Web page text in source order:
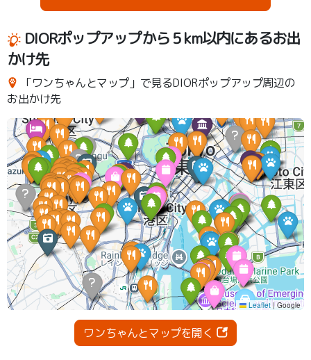
DIORポップアップから５km以内にあるお出
かけ先
「ワンちゃんとマップ」で見るDIORポップアップ周辺の
お出かけ先
ワンちゃんとマップを開く